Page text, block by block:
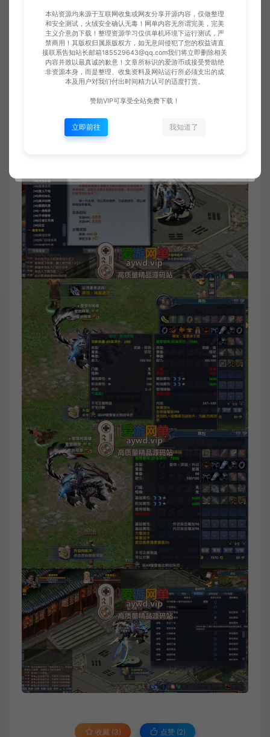
收藏 (3) 点赞 (2)
本站资源均来源于互联网收集或网友分享开源内容，仅做整理
和安全测试，火绒安全确认无毒！网单内容无所谓完美，完美
主义介意勿下载！整理资源学习仅供单机环境下运行测试，严
禁商用！其版权归属原版权方，如无意间侵犯了您的权益请直
接联系告知站长邮箱185529643@qq.com我们将立即删除相关
内容并致以最真诚的歉意！文章所标识的爱游币或接受赞助绝
非资源本身，而是整理、收集资料及网站运行所必须支出的成
本及用户对我们付出时间精力认可的适度打赏。
赞助VIP可享受全站免费下载！
立即前往 我知道了